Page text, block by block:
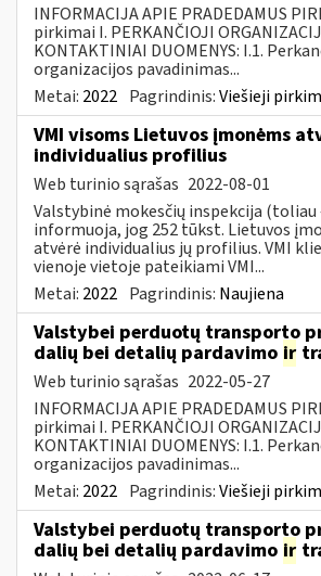
INFORMACIJA APIE PRADEDAMUS
pirkimai I. PERKANČIOJI
KONTAKTINIAI DUOMENYS: I.1.
organizacijos pavadinimas...
Metai: 2022 Pagrindinis:Viešieji
VMI visoms Lietuvos įmonėms
individualius profilius
Web turinio sąrašas 2022-08-01
Valstybinė mokesčių inspekcija (toliau
informuoja, jog 252 tūkst. Lietuvos
atvėrė individualius jų profilius. VMI
vienoje vietoje pateikiami VMI...
Metai: 2022 Pagrindinis: Naujiena
Valstybei perduotų transporto
dalių bei detalių pardavimo ir
Web turinio sąrašas 2022-05-27
INFORMACIJA APIE PRADEDAMUS
pirkimai I. PERKANČIOJI
KONTAKTINIAI DUOMENYS: I.1.
organizacijos pavadinimas...
Metai: 2022 Pagrindinis:Viešieji
Valstybei perduotų transporto
dalių bei detalių pardavimo ir